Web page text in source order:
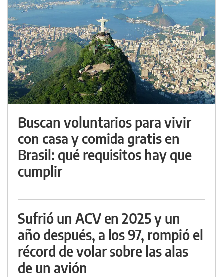
Buscan voluntarios para vivir
con casa y comida gratis en
Brasil: qué requisitos hay que
cumplir
Sufrió un ACV en 2025 y un
año después, a los 97, rompió el
récord de volar sobre las alas
de un avión